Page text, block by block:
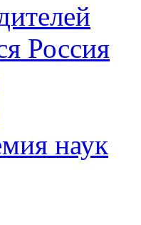
Россия
наук